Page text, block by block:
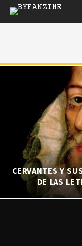
CERVANTES Y
DE LAS